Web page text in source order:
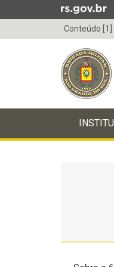
para
menu
Conteúdo [1]
do
menu
INICIAL